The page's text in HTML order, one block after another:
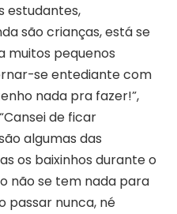
estudantes,
são crianças, está se
muitos pequenos
se entediante com
nada pra fazer!”,
de ficar
algumas das
os baixinhos durante o
não se tem nada para
passar nunca, né